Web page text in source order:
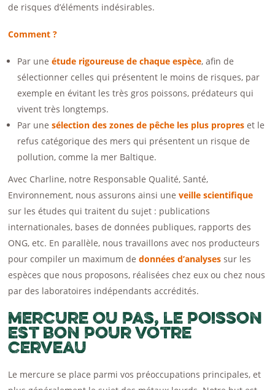
de risques d’éléments indésirables.
Comment ?
Par une étude rigoureuse de chaque espèce, afin de
sélectionner celles qui présentent le moins de risques, par
exemple en évitant les très gros poissons, prédateurs qui
vivent très longtemps.
Par unesélection des zones de pêche les plus propres et le
refus catégorique des mers qui présentent un risque de
pollution, comme la mer Baltique.
Avec Charline, notre Responsable Qualité, Santé,
Environnement, nous assurons ainsi uneveille scientifique
sur les études qui traitent du sujet : publications
internationales, bases de données publiques, rapports des
ONG, etc. En parallèle, nous travaillons avec nos producteurs
pour compiler un maximum dedonnées d’analyses sur les
espèces que nous proposons, réalisées chez eux ou chez nous
par des laboratoires indépendants accrédités.
Mercure ou pas, le poisson
est bon pour votre
cerveau
Le mercure se place parmi vos préoccupations principales, et